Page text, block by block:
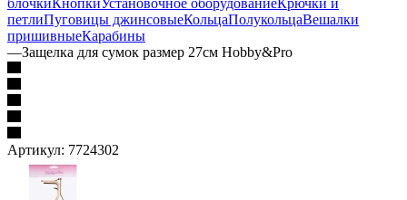
петлиПуговицы джинсовыеКольцаПолукольцаВешалки
пришивныеКарабины
—Защелка для сумок размер 27см Hobby&Pro
Артикул: 7724302